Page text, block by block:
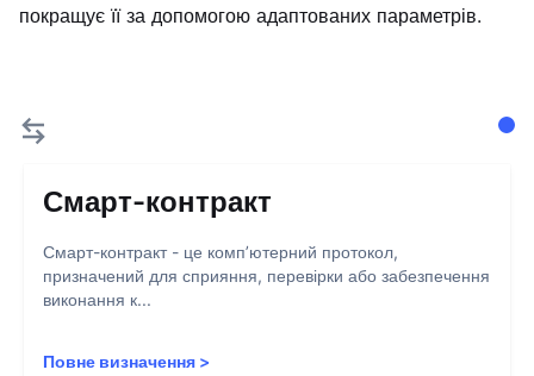
покращує її за допомогою адаптованих параметрів.
Смарт-контракт
Смарт-контракт - це комп’ютерний протокол,
призначений для сприяння, перевірки або забезпечення
виконання к...
Повне визначення >